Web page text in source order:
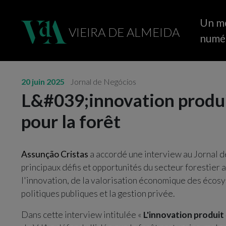
VIEIRA DE ALMEIDA
Un
20 juin 2025 Jornal de Negócios
L&#039;innovation
pour la forêt
Assunção Cristas a accordé une interview au Jornal
principaux défis et opportunités du secteur forestier
l'innovation, de la valorisation économique des
politiques publiques et la gestion privée.
Dans cette interview intitulée « L'innovation